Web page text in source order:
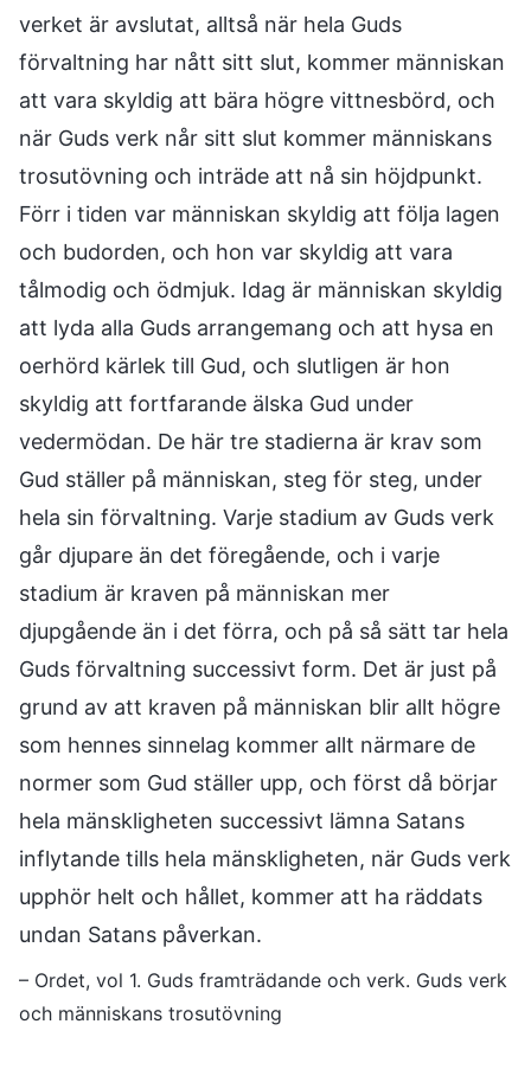
verket är avslutat, alltså när hela Guds
förvaltning har nått sitt slut, kommer människan
att vara skyldig att bära högre vittnesbörd, och
när Guds verk når sitt slut kommer människans
trosutövning och inträde att nå sin höjdpunkt.
Förr i tiden var människan skyldig att följa lagen
och budorden, och hon var skyldig att vara
tålmodig och ödmjuk. Idag är människan skyldig
att lyda alla Guds arrangemang och att hysa en
oerhörd kärlek till Gud, och slutligen är hon
skyldig att fortfarande älska Gud under
vedermödan. De här tre stadierna är krav som
Gud ställer på människan, steg för steg, under
hela sin förvaltning. Varje stadium av Guds verk
går djupare än det föregående, och i varje
stadium är kraven på människan mer
djupgående än i det förra, och på så sätt tar hela
Guds förvaltning successivt form. Det är just på
grund av att kraven på människan blir allt högre
som hennes sinnelag kommer allt närmare de
normer som Gud ställer upp, och först då börjar
hela mänskligheten successivt lämna Satans
inflytande tills hela mänskligheten, när Guds verk
upphör helt och hållet, kommer att ha räddats
undan Satans påverkan.
– Ordet, vol 1. Guds framträdande och verk. Guds verk
och människans trosutövning